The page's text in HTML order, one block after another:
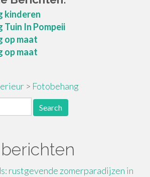
kinderen
Tuin In Pompeii
op maat
op maat
> Fotobehang
rustgevende zomerparadijzen in